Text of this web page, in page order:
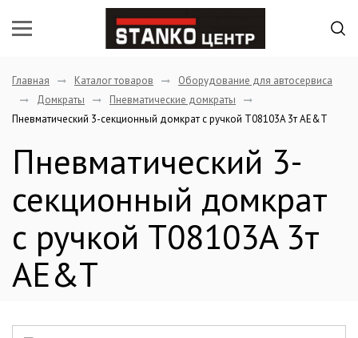
Главная Каталог товаров
Оборудование для автосервиса
Домкраты
Пневматические домкраты
Пневматический 3-секционный домкрат с ручкой T08103A 3т AE&T
Пневматический 3-
секционный домкрат
с ручкой T08103A 3т
AE&T